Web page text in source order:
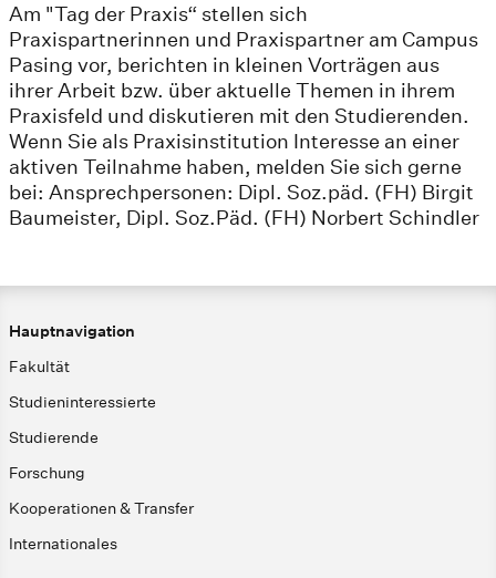
Am "Tag der Praxis“ stellen sich
Praxispartnerinnen und Praxispartner am Campus
Pasing vor, berichten in kleinen Vorträgen aus
ihrer Arbeit bzw. über aktuelle Themen in ihrem
Praxisfeld und diskutieren mit den Studierenden.
Wenn Sie als Praxisinstitution Interesse an einer
aktiven Teilnahme haben, melden Sie sich gerne
bei: Ansprechpersonen: Dipl. Soz.päd. (FH) Birgit
Baumeister, Dipl. Soz.Päd. (FH) Norbert Schindler
Hauptnavigation
Fakultät
Studieninteressierte
Studierende
Forschung
Kooperationen & Transfer
Internationales